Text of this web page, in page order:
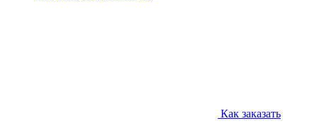
Как заказать